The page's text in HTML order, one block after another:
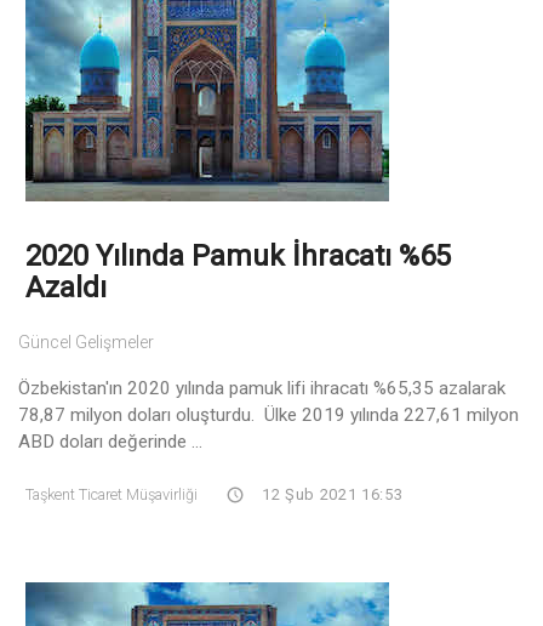
2020 Yılında Pamuk İhracatı %65
Azaldı
Güncel Gelişmeler
Özbekistan'ın 2020 yılında pamuk lifi ihracatı %65,35 azalarak
78,87 milyon doları oluşturdu. Ülke 2019 yılında 227,61 milyon
ABD doları değerinde ...
Taşkent Ticaret Müşavirliği 12 Şub 2021 16:53